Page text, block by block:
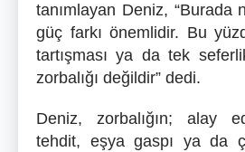
tanımlayan Deniz, “Burada
güç farkı önemlidir. Bu
tartışması ya da tek
zorbalığı değildir” dedi.
Deniz, zorbalığın; alay
tehdit, eşya gaspı ya da